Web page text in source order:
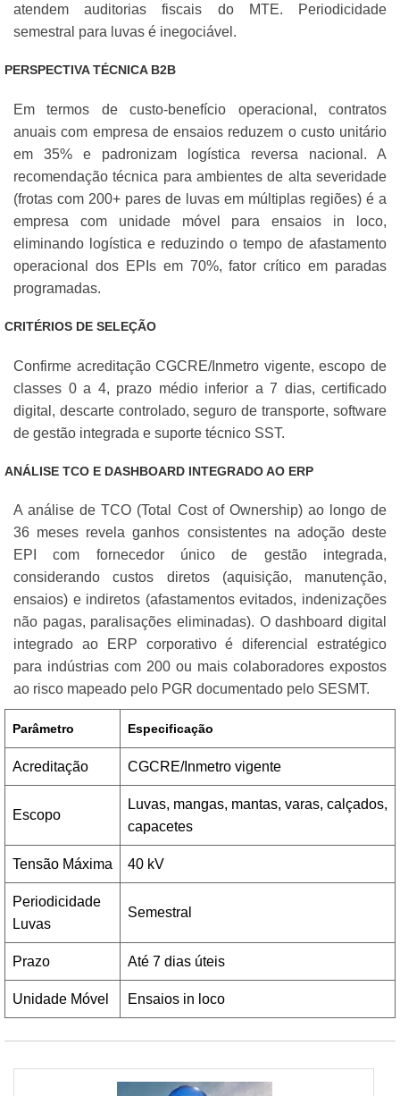
atendem auditorias fiscais do MTE. Periodicidade
semestral para luvas é inegociável.
PERSPECTIVA TÉCNICA B2B
Em termos de custo-benefício operacional, contratos
anuais com empresa de ensaios reduzem o custo unitário
em 35% e padronizam logística reversa nacional. A
recomendação técnica para ambientes de alta severidade
(frotas com 200+ pares de luvas em múltiplas regiões) é a
empresa com unidade móvel para ensaios in loco,
eliminando logística e reduzindo o tempo de afastamento
operacional dos EPIs em 70%, fator crítico em paradas
programadas.
CRITÉRIOS DE SELEÇÃO
Confirme acreditação CGCRE/Inmetro vigente, escopo de
classes 0 a 4, prazo médio inferior a 7 dias, certificado
digital, descarte controlado, seguro de transporte, software
de gestão integrada e suporte técnico SST.
ANÁLISE TCO E DASHBOARD INTEGRADO AO ERP
A análise de TCO (Total Cost of Ownership) ao longo de
36 meses revela ganhos consistentes na adoção deste
EPI com fornecedor único de gestão integrada,
considerando custos diretos (aquisição, manutenção,
ensaios) e indiretos (afastamentos evitados, indenizações
não pagas, paralisações eliminadas). O dashboard digital
integrado ao ERP corporativo é diferencial estratégico
para indústrias com 200 ou mais colaboradores expostos
ao risco mapeado pelo PGR documentado pelo SESMT.
Parâmetro Especificação
Acreditação CGCRE/Inmetro vigente
Escopo
Luvas, mangas, mantas, varas, calçados,
capacetes
Tensão Máxima 40 kV
Periodicidade
Luvas
Semestral
Prazo Até 7 dias úteis
Unidade Móvel
Ensaios in loco